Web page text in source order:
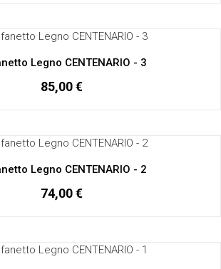
Legno CENTENARIO - 3
85,00 €
Legno CENTENARIO - 2
74,00 €